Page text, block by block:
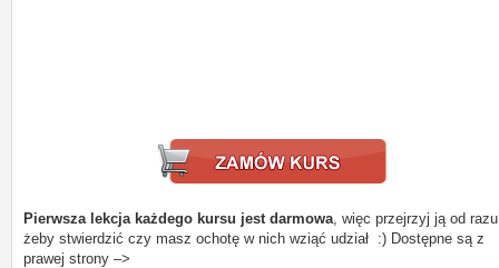
Pierwsza lekcja każdego kursu jest darmowa, więc przejrzyj ją od
żeby stwierdzić czy masz ochotę w nich wziąć udział :) Dostępne są z
prawej strony –>